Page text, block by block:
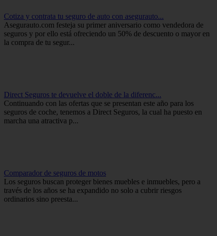
Cotiza y contrata tu seguro de auto con asegurauto...
Asegurauto.com festeja su primer aniversario como vendedora de
seguros y por ello está ofreciendo un 50% de descuento o mayor en
la compra de tu segur...
Direct Seguros te devuelve el doble de la diferenc...
Continuando con las ofertas que se presentan este año para los
seguros de coche, tenemos a Direct Seguros, la cual ha puesto en
marcha una atractiva p...
Comparador de seguros de motos
Los seguros buscan proteger bienes muebles e inmuebles, pero a
través de los años se ha expandido no solo a cubrir riesgos
ordinarios sino preesta...